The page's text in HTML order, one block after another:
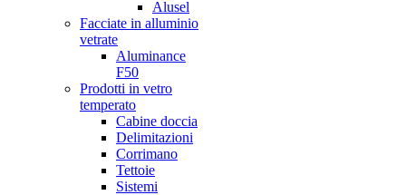
Alusel
Facciate in alluminio
vetrate
Aluminance
F50
Prodotti in vetro
temperato
Cabine doccia
Delimitazioni
Corrimano
Tettoie
Sistemi